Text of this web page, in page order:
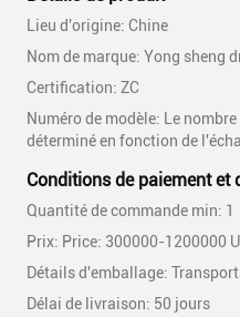
Lieu d'origine: Chine
Nom de marque: Yong sheng
Certification: ZC
Numéro de modèle: Le
déterminé en fonction de
Conditions de paiement et
Quantité de commande min: 1
Prix: Price: 300000-1200000
Détails d'emballage:
Délai de livraison: 50 jours